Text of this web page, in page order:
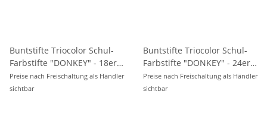
Buntstifte Triocolor Schul-
Farbstifte "DONKEY" - 18er
Pack
Preise nach Freischaltung als Händler
sichtbar
Buntstifte Triocolor Schul-
Farbstifte "DONKEY" - 24er
Pack
Preise nach Freischaltung als Händler
sichtbar